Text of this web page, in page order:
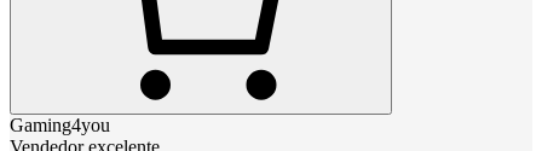
Gaming4you
Vendedor excelente